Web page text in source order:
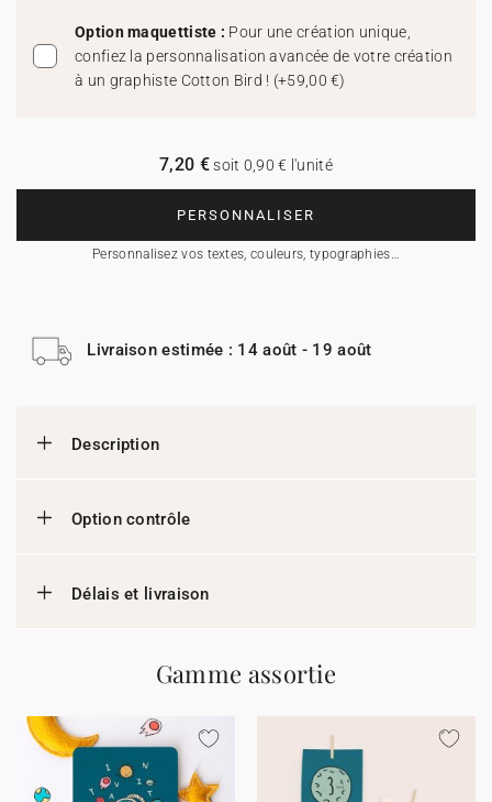
Option maquettiste : Pour une création unique,
confiez la personnalisation avancée de votre création
à un graphiste Cotton Bird ! (+59,00 €)
PERSONNALISER
Personnalisez vos textes, couleurs, typographies…
7,20 €soit 0,90 € l'unité
Livraison estimée : 14 août - 19 août
Description
Option contrôle
Délais et livraison
Gamme assortie